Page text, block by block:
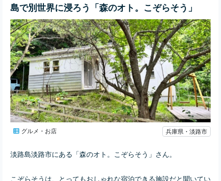
島で別世界に浸ろう「森のオト。こぞらそう」
グルメ・お店 兵庫県・淡路市
淡路島淡路市にある「森のオト。こぞらそう」さん。
こぞらそうは、とってもおしゃれな宿泊できる施設だと聞いてい